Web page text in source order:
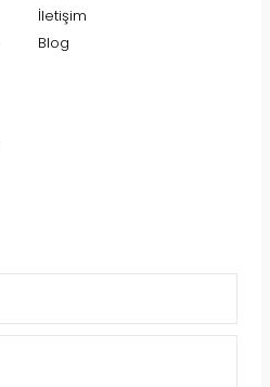
İletişim
Blog